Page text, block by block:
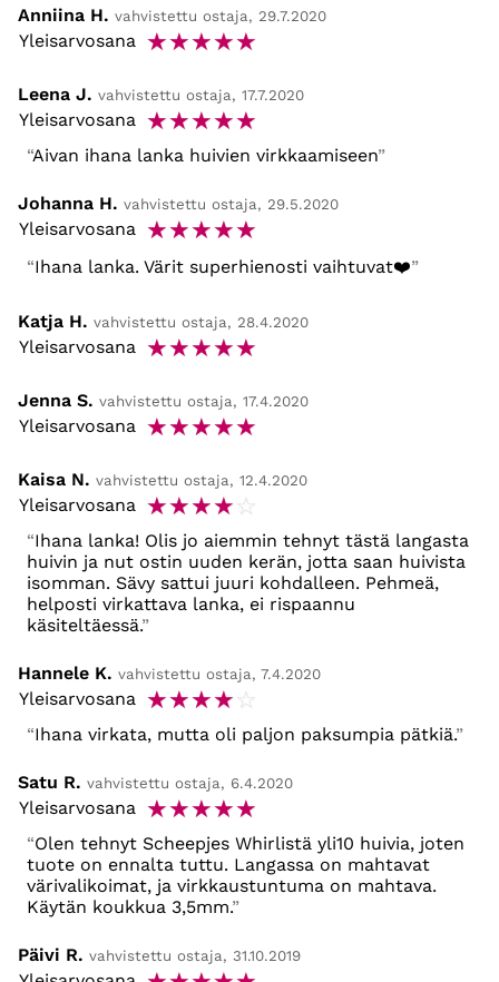
Anniina H. vahvistettu ostaja, 29.7.2020
Yleisarvosana ☆☆☆☆☆
Leena J. vahvistettu ostaja, 17.7.2020
Yleisarvosana ☆☆☆☆☆
Aivan ihana lanka huivien virkkaamiseen
Johanna H. vahvistettu ostaja, 29.5.2020
Yleisarvosana ☆☆☆☆☆
Ihana lanka. Värit superhienosti vaihtuvat❤️
Katja H. vahvistettu ostaja, 28.4.2020
Yleisarvosana ☆☆☆☆☆
Jenna S. vahvistettu ostaja, 17.4.2020
Yleisarvosana ☆☆☆☆☆
Kaisa N. vahvistettu ostaja, 12.4.2020
Yleisarvosana ☆☆☆☆☆
Ihana lanka! Olis jo aiemmin tehnyt tästä langasta
huivin ja nut ostin uuden kerän, jotta saan huivista
isomman. Sävy sattui juuri kohdalleen. Pehmeä,
helposti virkattava lanka, ei rispaannu
käsiteltäessä.
Hannele K. vahvistettu ostaja, 7.4.2020
Yleisarvosana ☆☆☆☆☆
Ihana virkata, mutta oli paljon paksumpia pätkiä.
Satu R. vahvistettu ostaja, 6.4.2020
Yleisarvosana ☆☆☆☆☆
Olen tehnyt Scheepjes Whirlistä yli10 huivia, joten
tuote on ennalta tuttu. Langassa on mahtavat
värivalikoimat, ja virkkaustuntuma on mahtava.
Käytän koukkua 3,5mm.
Päivi R. vahvistettu ostaja, 31.10.2019